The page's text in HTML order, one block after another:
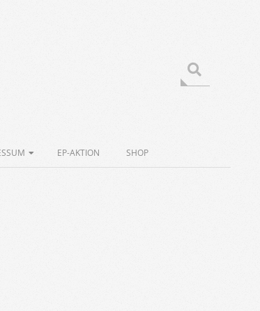
EP-AKTION SHOP